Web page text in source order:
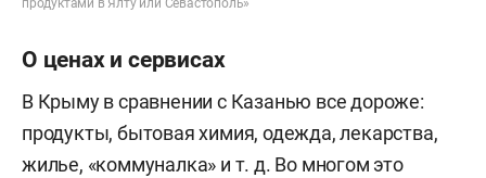
продуктами в Ялту или Севастополь»
О ценах и сервисах
В Крыму в сравнении с Казанью все дороже:
продукты, бытовая химия, одежда, лекарства,
жилье, «коммуналка» и т. д. Во многом это